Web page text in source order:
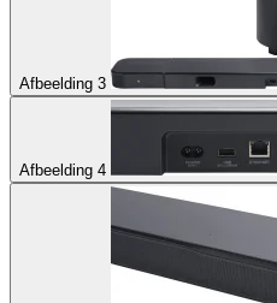
Afbeelding 3
Afbeelding 4